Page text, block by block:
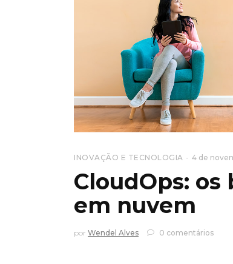
INOVAÇÃO E TECNOLOGIA 4 de
CloudOps:
em nuvem
por Wendel Alves 0 comentários